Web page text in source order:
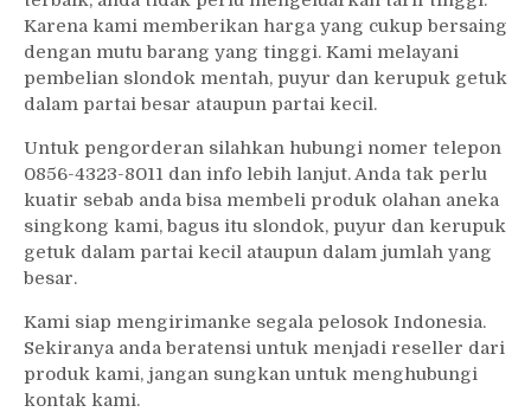
Karena kami memberikan harga yang cukup bersaing
dengan mutu barang yang tinggi. Kami melayani
pembelian slondok mentah, puyur dan kerupuk getuk
dalam partai besar ataupun partai kecil.
Untuk pengorderan silahkan hubungi nomer telepon
0856-4323-8011 dan info lebih lanjut. Anda tak perlu
kuatir sebab anda bisa membeli produk olahan aneka
singkong kami, bagus itu slondok, puyur dan kerupuk
getuk dalam partai kecil ataupun dalam jumlah yang
besar.
Kami siap mengirimanke segala pelosok Indonesia.
Sekiranya anda beratensi untuk menjadi reseller dari
produk kami, jangan sungkan untuk menghubungi
kontak kami.